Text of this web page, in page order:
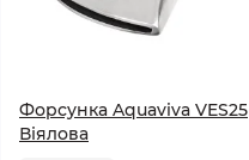
Форсунка Aquaviva VES25
Віялова